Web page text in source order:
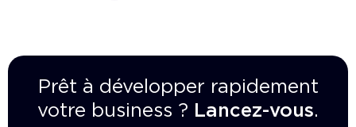
Prêt à développer rapidement
votre business ? Lancez-vous.